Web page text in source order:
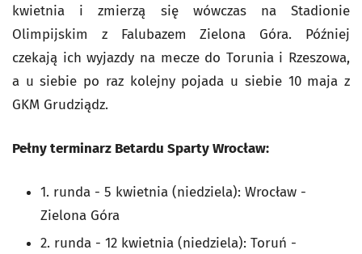
kwietnia i zmierzą się wówczas na Stadionie
Olimpijskim z Falubazem Zielona Góra. Później
czekają ich wyjazdy na mecze do Torunia i Rzeszowa,
a u siebie po raz kolejny pojada u siebie 10 maja z
GKM Grudziądz.
Pełny terminarz Betardu Sparty Wrocław:
1. runda - 5 kwietnia (niedziela): Wrocław -
Zielona Góra
2. runda - 12 kwietnia (niedziela): Toruń -